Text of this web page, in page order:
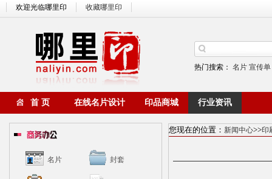
欢迎光临哪里印 收藏哪里印
热门搜索： 名片 宣传单
首 页 在线名片设计 印品商城 行业资讯
名片 封套
您现在的位置： 新闻中心>>印